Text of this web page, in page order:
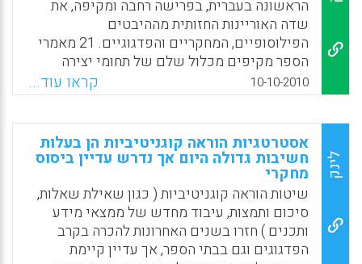
שלבי הוראה באמצעות שמש אסוציאציות ומיפוי
מושגי. כמו כן מוצגים בסקירה כלים מתוקשבים
באינטרנט היכולים לסייע בלמידה באמצעות
שמש אסוציאציות או מיפוי מושגי. עוד בסקירה
ניתן למצוא קישורים ודוגמאות לשמש
עבודה פרטנית: דוגמא למטלה מתוקשבת הדורשת
הבניית הידע באמצעות שמש אסוציאציות (
לתלמידי בתי ספר יסודיים). כמו כן , מוצג בסקירה
אתר MINDOMO -כלי אינטרנטי, שיתופי, כולל
הסבר בעברית.
WhatsApp
Facebook
Email
X
הראשונה בעברית, בפרישה רחבה ומקיפה, את
שדה האוריינות החזותית מההיבטים
הפילוסופיים, המחקריים והפדגוגיים. 21 מאמרי
הספר מקיפים מכלול שלם של תחומי יצירה
חזותית, מתוך כוונה לגבש בסיס רחב, תיאורטי
ומעשי, כמו גם להבנה ולפיתוח של אופני יצירה
ודרכי ביטוי חדשים. האוריינות החזותית, כמו
האוריינות המילולית, מחייבת בנייה משולבת של
יכולת פרשנית של טקסט חזותי לצד התנסויות
מבוקרות של תהליכי יצירה עצמאיים. ( איתן
מכטר, עורך ).
WhatsApp
Facebook
Email
X
10-10-2010 קראו עוד...
לינק
אסטרטגיות הוראה קוגניטיביות הן בעלות
חשיבות גדולה היום אך נדרש עדיין ביסוס
מחקרי
שיטות הוראה קוגניטיביות ( כגון שאילת שאלות,
סיכום ותמצות, עיבוד מחדש של ממצאי מידע
ותכנים ) חזרו בשנים האחרונות להכרה בקרב
הפדגוגים וגם בבתי הספר, אך עדיין קיימת